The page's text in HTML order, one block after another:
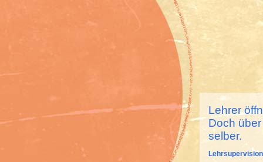
Lehrer
Doch
selber.
Lehrsupervision